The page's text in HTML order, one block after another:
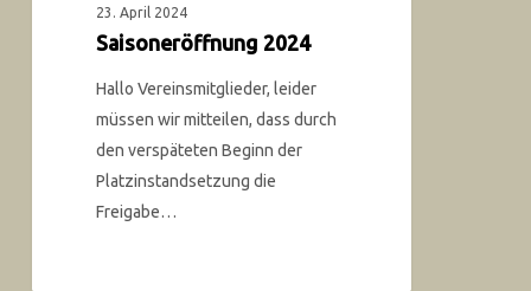
23. April 2024
Saisoneröffnung 2024
Hallo Vereinsmitglieder, leider
müssen wir mitteilen, dass durch
den verspäteten Beginn der
Platzinstandsetzung die
Freigabe…